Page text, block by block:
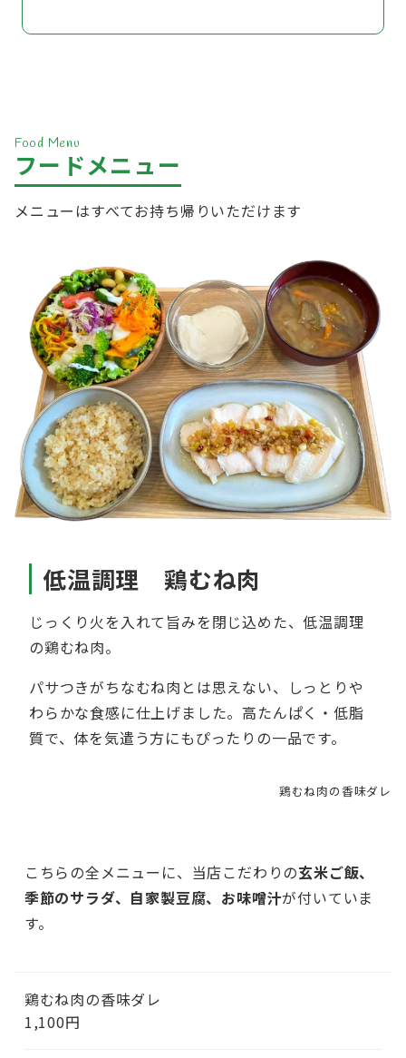
Food Menu
フードメニュー
メニューはすべてお持ち帰りいただけます
低温調理 鶏むね肉
じっくり火を入れて旨みを閉じ込めた、低温調理
の鶏むね肉。
パサつきがちなむね肉とは思えない、しっとりや
わらかな食感に仕上げました。高たんぱく・低脂
質で、体を気遣う方にもぴったりの一品です。
鶏むね肉の香味ダレ
こちらの全メニューに、当店こだわりの玄米ご飯、
季節のサラダ、自家製豆腐、お味噌汁が付いていま
す。
鶏むね肉の香味ダレ
1,100円